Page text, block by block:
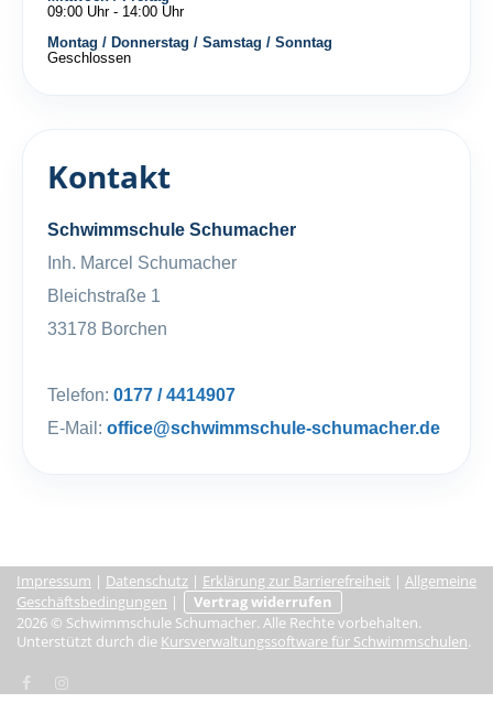
09:00 Uhr - 14:00 Uhr
Montag / Donnerstag / Samstag / Sonntag
Geschlossen
Kontakt
Schwimmschule Schumacher
Inh. Marcel Schumacher
Bleichstraße 1
33178 Borchen
Telefon: 0177 / 4414907
E-Mail: office@schwimmschule-schumacher.de
Impressum | Datenschutz | Erklärung zur Barrierefreiheit | Allgemeine
Geschäftsbedingungen |
Vertrag widerrufen
2026 © Schwimmschule Schumacher. Alle Rechte vorbehalten.
Unterstützt durch die Kursverwaltungssoftware für Schwimmschulen.